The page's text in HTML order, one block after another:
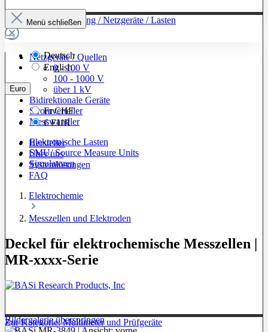
Zur Kategorie: Leistung / Netzgeräte / Lasten
Netzgeräte / Quellen
0 - 100 V
100 - 1000 V
über 1 kV
Bidirektionale Geräte
Stromverteiler
Messwandler
Elektronische Lasten
SMU/ Source Measure Units
Simulatoren
Zur Kategorie: Multimeter und Prüfgeräte
Menü schließen
Deutsch
English
Euro
FrCHF
€EUR
Hersteller
Über uns
Systemlösungen
FAQ
Elektrochemie
Messzellen und Elektroden
Deckel für elektrochemische Messzellen |
MR-xxxx-Serie
Bildergalerie überspringen